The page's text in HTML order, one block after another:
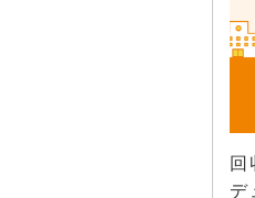
回
デ